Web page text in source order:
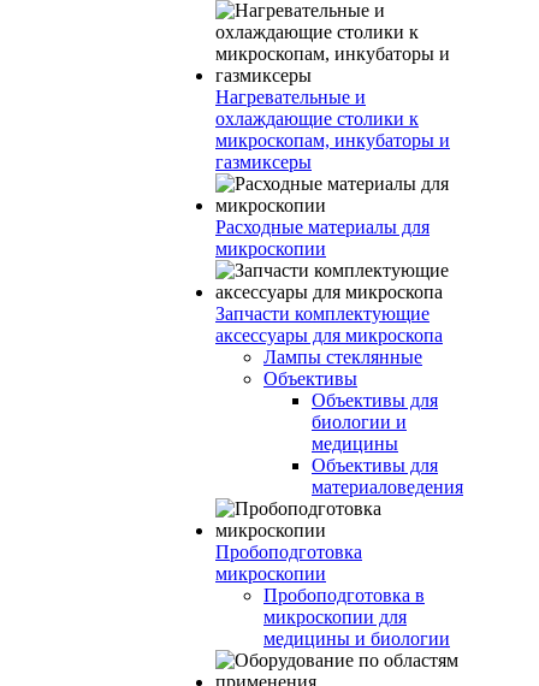
Нагревательные и
охлаждающие столики к
микроскопам, инкубаторы и
газмиксеры
Расходные материалы для
микроскопии
Запчасти комплектующие
аксессуары для микроскопа
Лампы стеклянные
Объективы
Объективы для
биологии и
медицины
Объективы для
материаловедения
Пробоподготовка
микроскопии
Пробоподготовка в
микроскопии для
медицины и биологии